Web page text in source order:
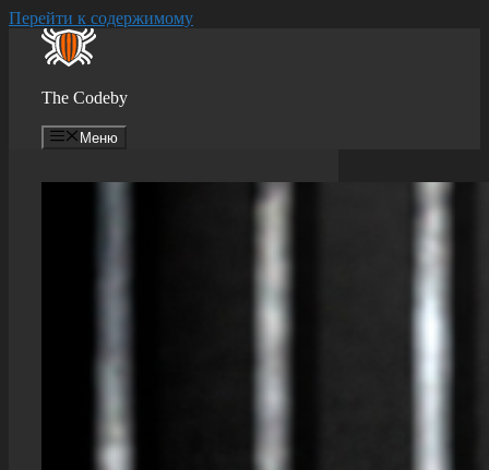
Перейти к содержимому
The Codeby
Меню